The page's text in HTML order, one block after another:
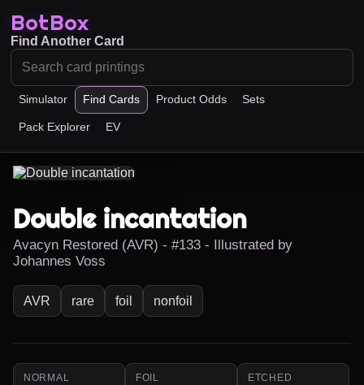
BotBox
Simulator Find Cards Product Odds Sets
Pack Explorer EV
Find Another Card
Double incantation
Avacyn Restored (AVR) - #133 - Illustrated by
Johannes Voss
AVR rare foil nonfoil
NORMAL FOIL ETCHED